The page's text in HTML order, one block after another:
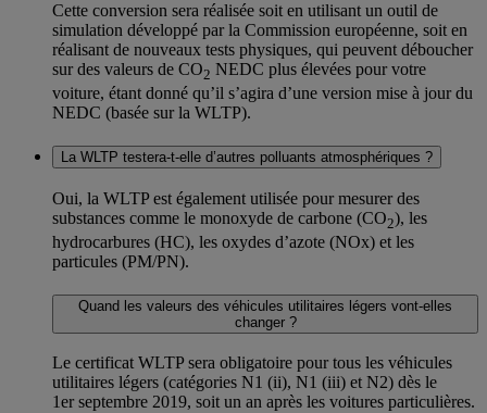
Cette conversion sera réalisée soit en utilisant un outil de
simulation développé par la Commission européenne, soit en
réalisant de nouveaux tests physiques, qui peuvent déboucher
sur des valeurs de CO2 NEDC plus élevées pour votre
voiture, étant donné qu’il s’agira d’une version mise à jour du
NEDC (basée sur la WLTP).
La WLTP testera-t-elle d’autres polluants atmosphériques ?
Oui, la WLTP est également utilisée pour mesurer des
substances comme le monoxyde de carbone (CO2), les
hydrocarbures (HC), les oxydes d’azote (NOx) et les
particules (PM/PN).
Quand les valeurs des véhicules utilitaires légers vont-elles
changer ?
Le certificat WLTP sera obligatoire pour tous les véhicules
utilitaires légers (catégories N1 (ii), N1 (iii) et N2) dès le
1er septembre 2019, soit un an après les voitures particulières.